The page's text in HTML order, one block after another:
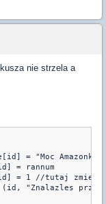
nie strzela a
= "Moc Amazonki"
= rannum
= 1 //tutaj
"Znalazles